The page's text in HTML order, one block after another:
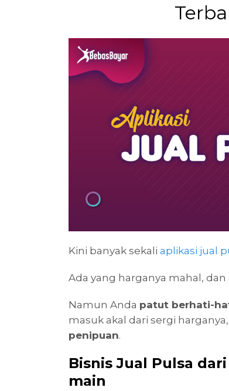
Kini banyak sekali aplikasi jual
Ada yang harganya mahal,
Namun Anda patut berhati-
masuk akal dari sergi
penipuan.
Bisnis Jual Pulsa
main